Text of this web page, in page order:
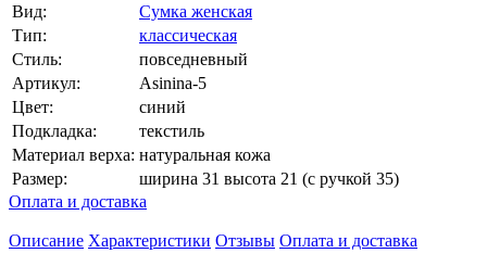
Вид:
Сумка женская
Тип:
классическая
Стиль:
повседневный
Артикул:
Asinina-5
Цвет:
синий
Подкладка:
текстиль
Материал верха: натуральная кожа
Размер:
ширина 31 высота 21 (с ручкой 35)
Оплата и доставка
Описание Характеристики Отзывы Оплата и доставка